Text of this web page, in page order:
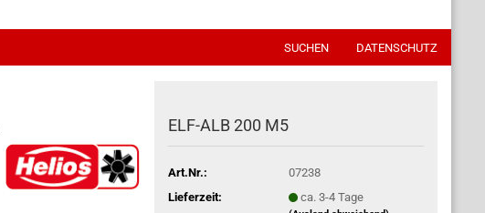
SUCHEN DATENSCHUTZ
ELF-ALB 200 M5
Art.Nr.:
07238
Lieferzeit:
ca. 3-4 Tage